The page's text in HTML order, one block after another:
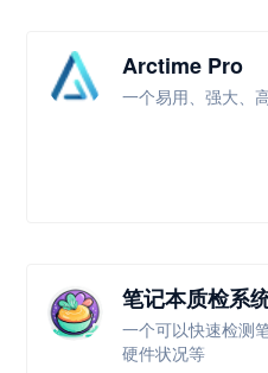
Arctime Pro
一个易用、强大、
笔记本质检系
一个可以快速检测
硬件状况等